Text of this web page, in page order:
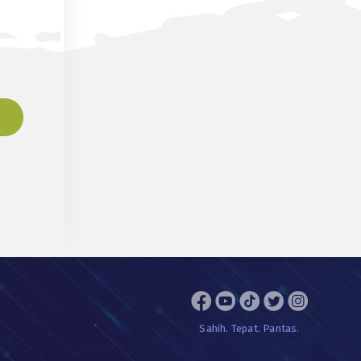
Sahih. Tepat. Pantas.